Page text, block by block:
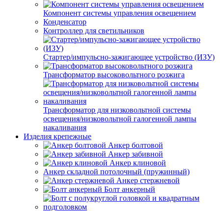
Компонент системы управления освещением
Конденсатор
Контроллер для светильников
Стартер/импульсно-зажигающее устройство (ИЗУ)
Трансформатор высоковольтного розжига
Трансформатор для низковольтной системы
освещения/низковольтной галогенной лампы
накаливания
Изделия крепежные
Анкер болтовой
Анкер забивной
Анкер клиновой
Анкер складной потолочный (пружинный)
Анкер стержневой
Болт анкерный